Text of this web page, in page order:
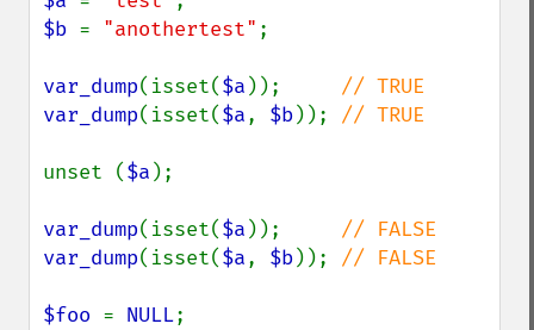
$b = "anothertest" ;
var_dump(isset($a ));
var_dump(isset($a, $b)); // TRUE
unset ($a );
var_dump(isset($a ));
var_dump(isset($a, $b)); // FALSE
$foo = NULL